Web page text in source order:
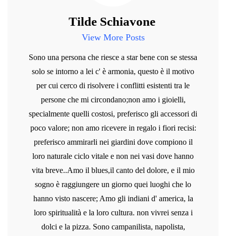
Tilde Schiavone
View More Posts
Sono una persona che riesce a star bene con se stessa
solo se intorno a lei c' è armonia, questo è il motivo
per cui cerco di risolvere i conflitti esistenti tra le
persone che mi circondano;non amo i gioielli,
specialmente quelli costosi, preferisco gli accessori di
poco valore; non amo ricevere in regalo i fiori recisi:
preferisco ammirarli nei giardini dove compiono il
loro naturale ciclo vitale e non nei vasi dove hanno
vita breve..Amo il blues,il canto del dolore, e il mio
sogno è raggiungere un giorno quei luoghi che lo
hanno visto nascere; Amo gli indiani d' america, la
loro spiritualità e la loro cultura. non vivrei senza i
dolci e la pizza. Sono campanilista, napolista,